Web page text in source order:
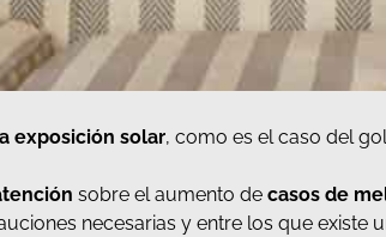
exposición solar, como es el caso del
sobre el aumento decasos de
necesarias y entre los que existe